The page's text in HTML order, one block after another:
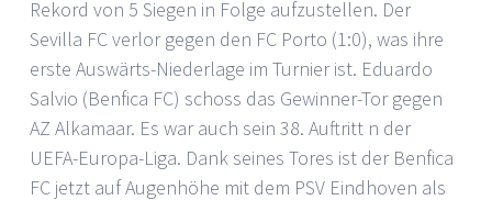
Rekord von 5 Siegen in Folge aufzustellen. Der
Sevilla FC verlor gegen den FC Porto (1:0), was ihre
erste Auswärts-Niederlage im Turnier ist. Eduardo
Salvio (Benfica FC) schoss das Gewinner-Tor gegen
AZ Alkamaar. Es war auch sein 38. Auftritt n der
UEFA-Europa-Liga. Dank seines Tores ist der Benfica
FC jetzt auf Augenhöhe mit dem PSV Eindhoven als